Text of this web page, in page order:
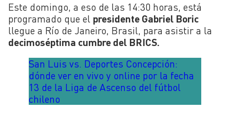
Este domingo, a eso de las 14:30 horas, está
programado que el presidente Gabriel Boric
llegue a Río de Janeiro, Brasil, para asistir a la
decimoséptima cumbre del BRICS.
San Luis vs. Deportes Concepción:
dónde ver en vivo y online por la fecha
13 de la Liga de Ascenso del fútbol
chileno